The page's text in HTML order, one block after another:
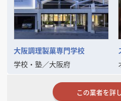
そして、数々の商空間、住空間プラン
を裏付けに
お客様の良きビジネスパートナーとし
いいたします。
大阪調理製菓専門学校
学校・塾／大阪府
この業者を詳